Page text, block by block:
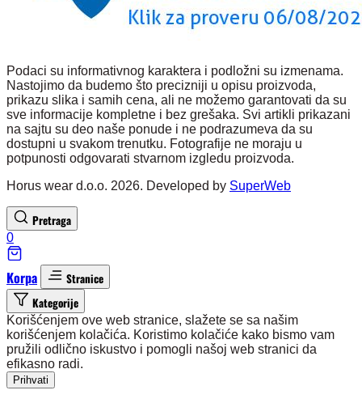
Podaci su informativnog karaktera i podložni su izmenama.
Nastojimo da budemo što precizniji u opisu proizvoda,
prikazu slika i samih cena, ali ne možemo garantovati da su
sve informacije kompletne i bez grešaka. Svi artikli prikazani
na sajtu su deo naše ponude i ne podrazumeva da su
dostupni u svakom trenutku. Fotografije ne moraju u
potpunosti odgovarati stvarnom izgledu proizvoda.
Horus wear d.o.o. 2026. Developed by SuperWeb
Pretraga
0
Korpa
Stranice
Kategorije
Korišćenjem ove web stranice, slažete se sa našim
korišćenjem kolačića. Koristimo kolačiće kako bismo vam
pružili odlično iskustvo i pomogli našoj web stranici da
efikasno radi.
Prihvati